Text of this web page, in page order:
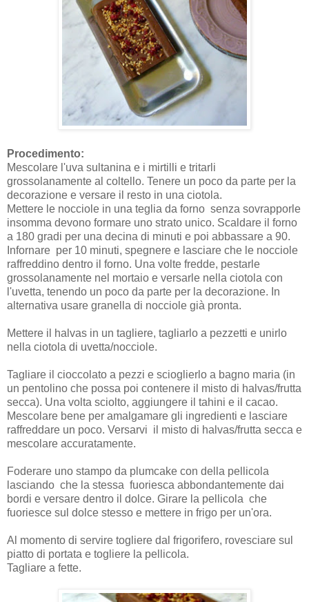
Procedimento:
Mescolare l'uva sultanina e i mirtilli e tritarli
grossolanamente al coltello. Tenere un poco da parte per la
decorazione e versare il resto in una ciotola.
Mettere le nocciole in una teglia da forno senza sovrapporle
insomma devono formare uno strato unico. Scaldare il forno
a 180 gradi per una decina di minuti e poi abbassare a 90.
Infornare per 10 minuti, spegnere e lasciare che le nocciole
raffreddino dentro il forno. Una volte fredde, pestarle
grossolanamente nel mortaio e versarle nella ciotola con
l'uvetta, tenendo un poco da parte per la decorazione. In
alternativa usare granella di nocciole già pronta.
Mettere il halvas in un tagliere, tagliarlo a pezzetti e unirlo
nella ciotola di uvetta/nocciole.
Tagliare il cioccolato a pezzi e scioglierlo a bagno maria (in
un pentolino che possa poi contenere il misto di halvas/frutta
secca). Una volta sciolto, aggiungere il tahini e il cacao.
Mescolare bene per amalgamare gli ingredienti e lasciare
raffreddare un poco. Versarvi il misto di halvas/frutta secca e
mescolare accuratamente.
Foderare uno stampo da plumcake con della pellicola
lasciando che la stessa fuoriesca abbondantemente dai
bordi e versare dentro il dolce. Girare la pellicola che
fuoriesce sul dolce stesso e mettere in frigo per un'ora.
Al momento di servire togliere dal frigorifero, rovesciare sul
piatto di portata e togliere la pellicola.
Tagliare a fette.